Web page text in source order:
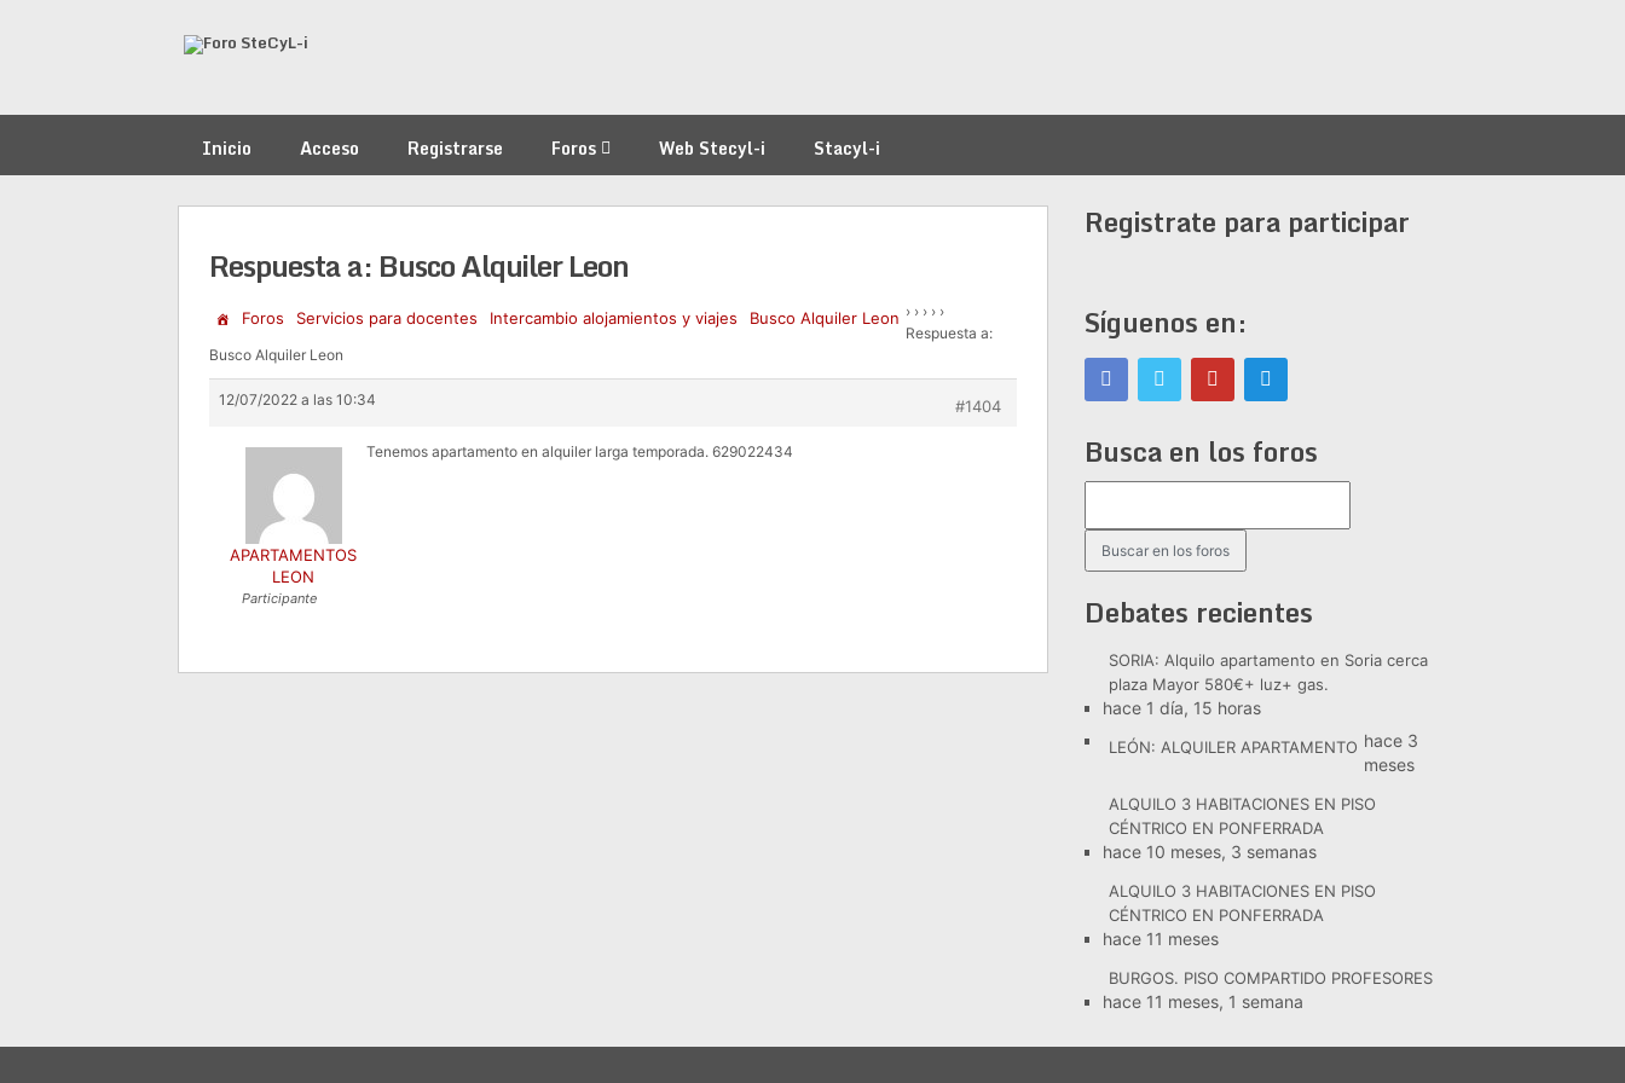
Inicio Acceso Registrarse Foros Web Stecyl-i Stacyl-i
Respuesta a: Busco Alquiler Leon
›
Foros ›
Servicios para docentes ›
Intercambio alojamientos y viajes ›
Busco Alquiler Leon
›
Respuesta a:
Busco Alquiler Leon
12/07/2022 a las 10:34 #1404
APARTAMENTOS
LEON
Participante
Tenemos apartamento en alquiler larga temporada. 629022434
Registrate para participar
Síguenos en:
Busca en los foros
Debates recientes
SORIA: Alquilo apartamento en Soria cerca
plaza Mayor 580€+ luz+ gas.
hace 1 día, 15 horas
LEÓN: ALQUILER APARTAMENTO hace 3
meses
ALQUILO 3 HABITACIONES EN PISO
CÉNTRICO EN PONFERRADA
hace 10 meses, 3 semanas
ALQUILO 3 HABITACIONES EN PISO
CÉNTRICO EN PONFERRADA
hace 11 meses
BURGOS. PISO COMPARTIDO PROFESORES
hace 11 meses, 1 semana